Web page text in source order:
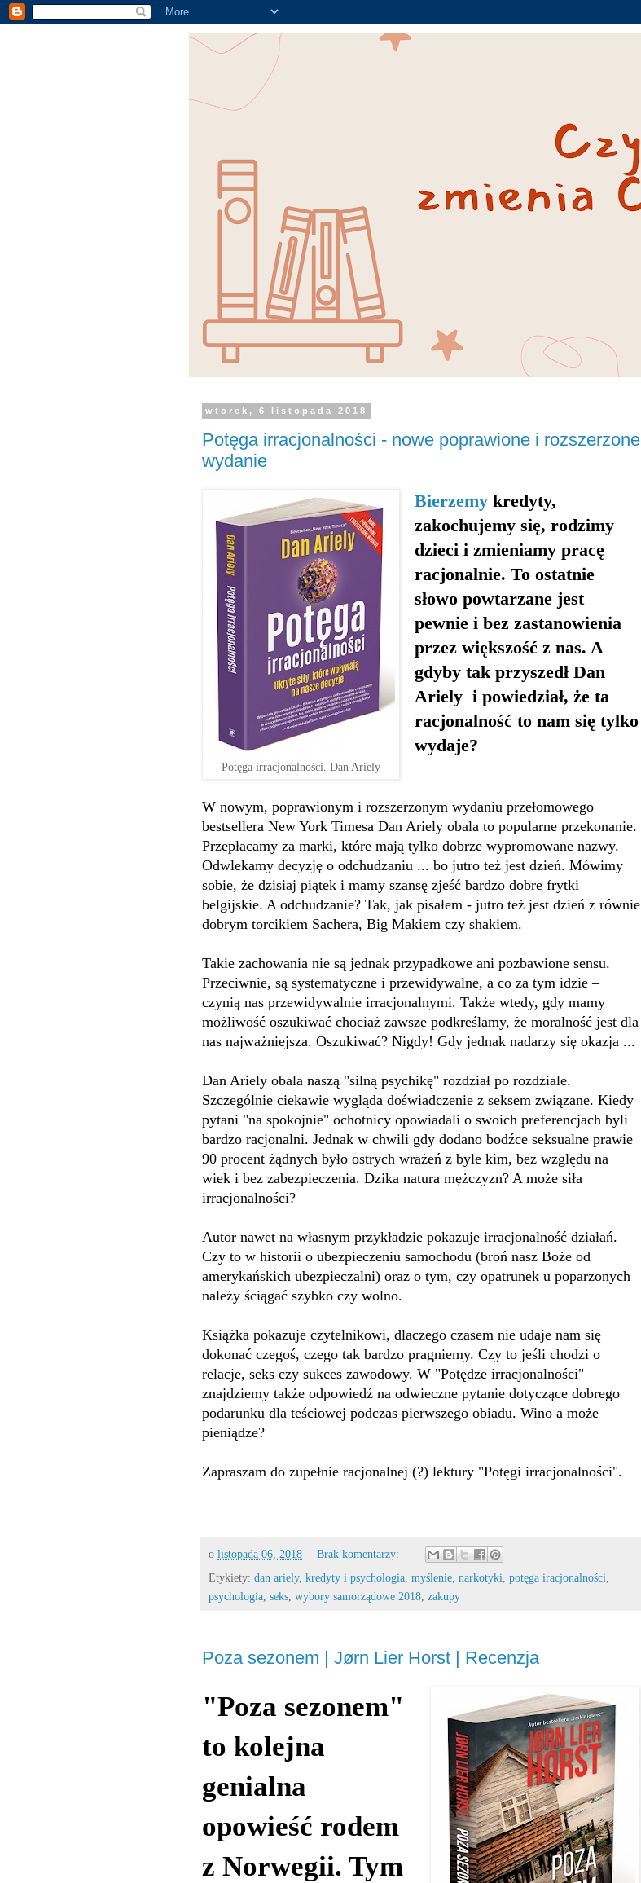
wtorek, 6 listopada 2018
Potęga irracjonalności - nowe poprawione i rozszerzone
wydanie
Potęga irracjonalności. Dan Ariely
Bierzemykredyty,
zakochujemy się, rodzimy
dzieci i zmieniamy pracę
racjonalnie. To ostatnie
słowo powtarzane jest
pewnie i bez zastanowienia
przez większość z nas. A
gdyby tak przyszedł Dan
Ariely i powiedział, że ta
racjonalność to nam się tylko
wydaje?
W nowym, poprawionym i rozszerzonym wydaniu przełomowego
bestsellera New York Timesa Dan Ariely obala to popularne przekonanie.
Przepłacamy za marki, które mają tylko dobrze wypromowane nazwy.
Odwlekamy decyzję o odchudzaniu ... bo jutro też jest dzień. Mówimy
sobie, że dzisiaj piątek i mamy szansę zjeść bardzo dobre frytki
belgijskie. A odchudzanie? Tak, jak pisałem - jutro też jest dzień z równie
dobrym torcikiem Sachera, Big Makiem czy shakiem.
Takie zachowania nie są jednak przypadkowe ani pozbawione sensu.
Przeciwnie, są systematyczne i przewidywalne, a co za tym idzie –
czynią nas przewidywalnie irracjonalnymi. Także wtedy, gdy mamy
możliwość oszukiwać chociaż zawsze podkreślamy, że moralność jest dla
nas najważniejsza. Oszukiwać? Nigdy! Gdy jednak nadarzy się okazja ...
Dan Ariely obala naszą "silną psychikę" rozdział po rozdziale.
Szczególnie ciekawie wygląda doświadczenie z seksem związane. Kiedy
pytani "na spokojnie" ochotnicy opowiadali o swoich preferencjach byli
bardzo racjonalni. Jednak w chwili gdy dodano bodźce seksualne prawie
90 procent żądnych było ostrych wrażeń z byle kim, bez względu na
wiek i bez zabezpieczenia. Dzika natura mężczyzn? A może siła
irracjonalności?
Autor nawet na własnym przykładzie pokazuje irracjonalność działań.
Czy to w historii o ubezpieczeniu samochodu (broń nasz Boże od
amerykańskich ubezpieczalni) oraz o tym, czy opatrunek u poparzonych
należy ściągać szybko czy wolno.
Książka pokazuje czytelnikowi, dlaczego czasem nie udaje nam się
dokonać czegoś, czego tak bardzo pragniemy. Czy to jeśli chodzi o
relacje, seks czy sukces zawodowy. W "Potędze irracjonalności"
znajdziemy także odpowiedź na odwieczne pytanie dotyczące dobrego
podarunku dla teściowej podczas pierwszego obiadu. Wino a może
pieniądze?
Zapraszam do zupełnie racjonalnej (?) lektury "Potęgi irracjonalności".
o listopada 06, 2018
Brak komentarzy:
Etykiety: dan ariely, kredyty i psychologia, myślenie, narkotyki, potęga iracjonalności,
psychologia, seks, wybory samorządowe 2018, zakupy
Poza sezonem | Jørn Lier Horst | Recenzja
"Poza sezonem"
to kolejna
genialna
opowieść rodem
z Norwegii. Tym